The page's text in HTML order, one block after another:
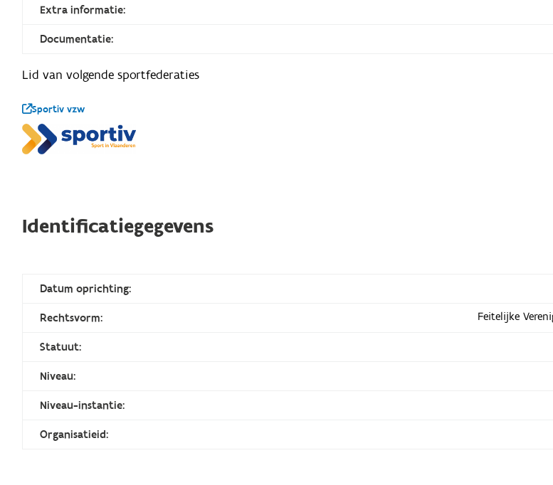
Extra informatie:
Documentatie:
Lid van volgende sportfederaties
Sportiv vzw
Identificatiegegevens
Datum oprichting:
Rechtsvorm: Feitelijke
Statuut:
Niveau:
Niveau-instantie:
Organisatieid: